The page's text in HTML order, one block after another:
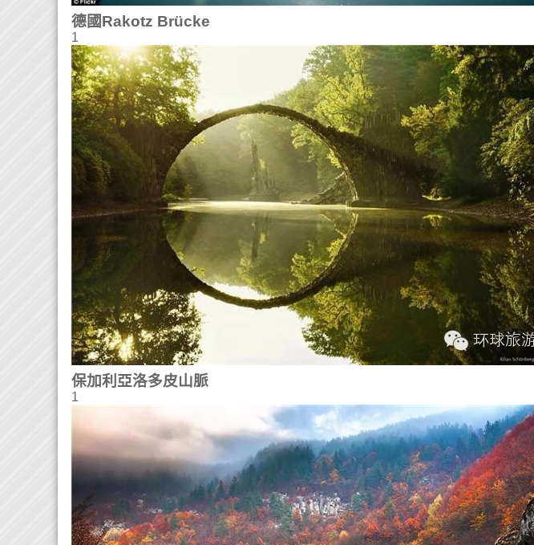
德國Rakotz Brücke
1
保加利亞洛多皮山脈
1